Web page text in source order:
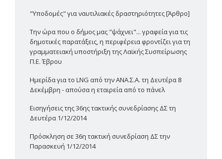
"Υποδομές" για ναυτιλιακές δραστηριότητες [Άρθρο]
Την ώρα που ο δήμος μας "ψάχνει"... γραφεία για τις
δημοτικές παρατάξεις, η περιφέρεια φροντίζει για τη
γραμματειακή υποστήριξη της Λαϊκής Συσπείρωσης
Π.Ε. Έβρου
Ημερίδα για το LNG από την ΑΝΑ.Σ.Α. τη Δευτέρα 8
Δεκέμβρη - απούσα η εταιρεία από το πάνελ
Εισηγήσεις της 36ης τακτικής συνεδρίασης ΔΣ τη
Δευτέρα 1/12/2014
Πρόσκληση σε 36η τακτική συνεδρίαση ΔΣ την
Παρασκευή 1/12/2014